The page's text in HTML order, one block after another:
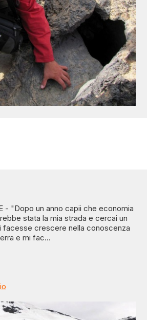
- "Dopo un anno capii che economia
stata la mia strada e cercai un
facesse crescere nella conoscenza
e mi fac...